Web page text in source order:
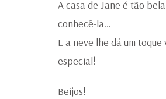
A casa de Jane é tão
conhecê-la…
E a neve lhe dá um
especial!
Beijos!